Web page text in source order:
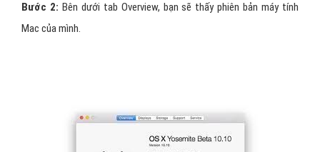
Bước 2: Bên dưới tab Overview, bạn sẽ thấy phiên bản máy tính
Mac của mình.